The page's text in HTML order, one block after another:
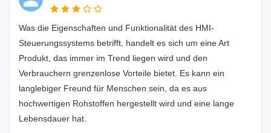
Was die Eigenschaften und Funktionalität des HMI-
Steuerungssystems betrifft, handelt es sich um eine Art
Produkt, das immer im Trend liegen wird und den
Verbrauchern grenzenlose Vorteile bietet. Es kann ein
langlebiger Freund für Menschen sein, da es aus
hochwertigen Rohstoffen hergestellt wird und eine lange
Lebensdauer hat.